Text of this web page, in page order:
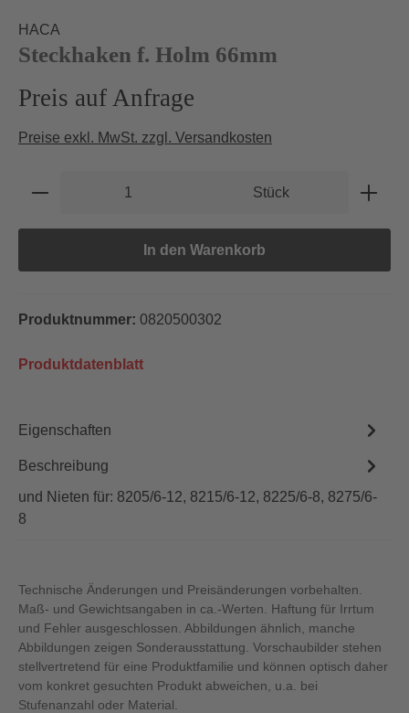
HACA
Steckhaken f. Holm 66mm
Preis auf Anfrage
Preise exkl. MwSt. zzgl. Versandkosten
Produkt Anzahl: Gib den gewünschten
Stück
In den Warenkorb
Produktnummer: 0820500302
Produktdatenblatt
Eigenschaften
Beschreibung
und Nieten für: 8205/6-12, 8215/6-12, 8225/6-8, 8275/6-
8
Technische Änderungen und Preisänderungen vorbehalten.
Maß- und Gewichtsangaben in ca.-Werten. Haftung für Irrtum
und Fehler ausgeschlossen. Abbildungen ähnlich, manche
Abbildungen zeigen Sonderausstattung. Vorschaubilder stehen
stellvertretend für eine Produktfamilie und können optisch daher
vom konkret gesuchten Produkt abweichen, u.a. bei
Stufenanzahl oder Material.